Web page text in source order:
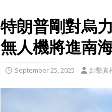
特朗普剛對烏
無人機將進南
September 25, 2025 點擊真